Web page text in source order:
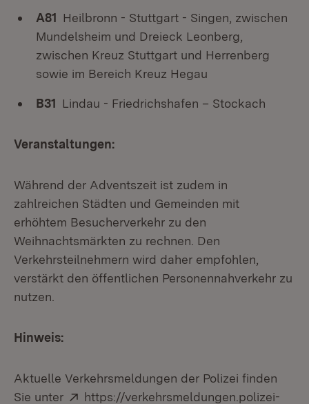
A81 Heilbronn - Stuttgart - Singen, zwischen
Mundelsheim und Dreieck Leonberg,
zwischen Kreuz Stuttgart und Herrenberg
sowie im Bereich Kreuz Hegau
B31 Lindau - Friedrichshafen – Stockach
Veranstaltungen:
Während der Adventszeit ist zudem in
zahlreichen Städten und Gemeinden mit
erhöhtem Besucherverkehr zu den
Weihnachtsmärkten zu rechnen. Den
Verkehrsteilnehmern wird daher empfohlen,
verstärkt den öffentlichen Personennahverkehr zu
nutzen.
Hinweis:
Aktuelle Verkehrsmeldungen der Polizei finden
Sie unter
Extern:
https://verkehrsmeldungen.polizei-